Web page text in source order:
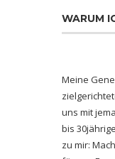
WARUM
Meine
uns mit
bis
zu mir: